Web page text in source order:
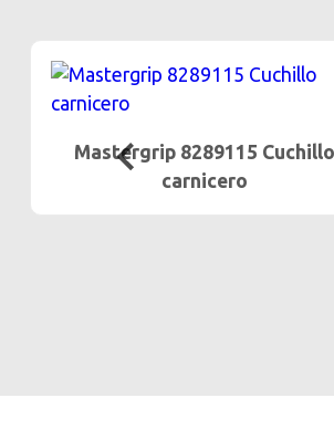
Mastergrip 8289115 Cuchillo
carnicero